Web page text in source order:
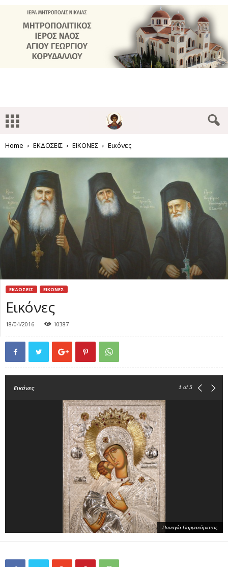
Home ΕΚΔΟΣΕΙΣ ΕΙΚΟΝΕΣ Εικόνες
ΕΚΔΟΣΕΙΣ ΕΙΚΟΝΕΣ
Εικόνες
18/04/2016 10387
Εικόνες 1 of 5
Παναγία Παμμακάριστος